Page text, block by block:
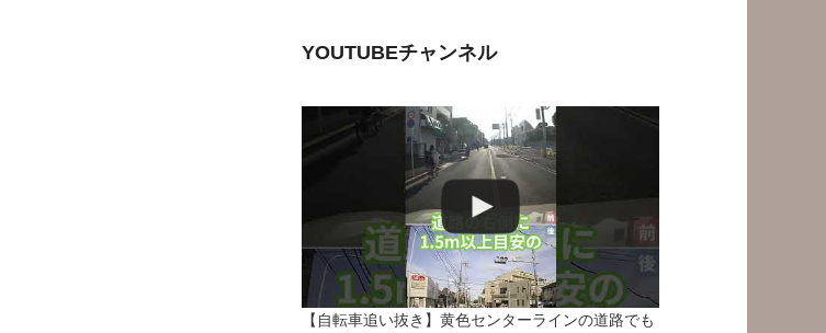
YOUTUBEチャンネル
【自転車追い抜き】黄色センターラインの道路でも